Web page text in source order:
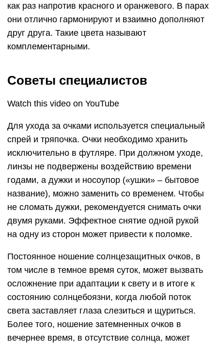
как раз напротив красного и оранжевого. В парах
они отлично гармонируют и взаимно дополняют
друг друга. Такие цвета называют
комплементарными.
Советы специалистов
Watch this video on YouTube
Для ухода за очками используется специальный
спрей и тряпочка. Очки необходимо хранить
исключительно в футляре. При должном уходе,
линзы не подвержены воздействию времени
годами, а дужки и носоупор («ушки» – бытовое
название), можно заменить со временем. Чтобы
не сломать дужки, рекомендуется снимать очки
двумя руками. Эффектное снятие одной рукой
на одну из сторон может привести к поломке.
Постоянное ношение солнцезащитных очков, в
том числе в темное время суток, может вызвать
осложнение при адаптации к свету и в итоге к
состоянию солнцебоязни, когда любой поток
света заставляет глаза слезиться и щуриться.
Более того, ношение затемненных очков в
вечернее время, в отсутствие солнца, может